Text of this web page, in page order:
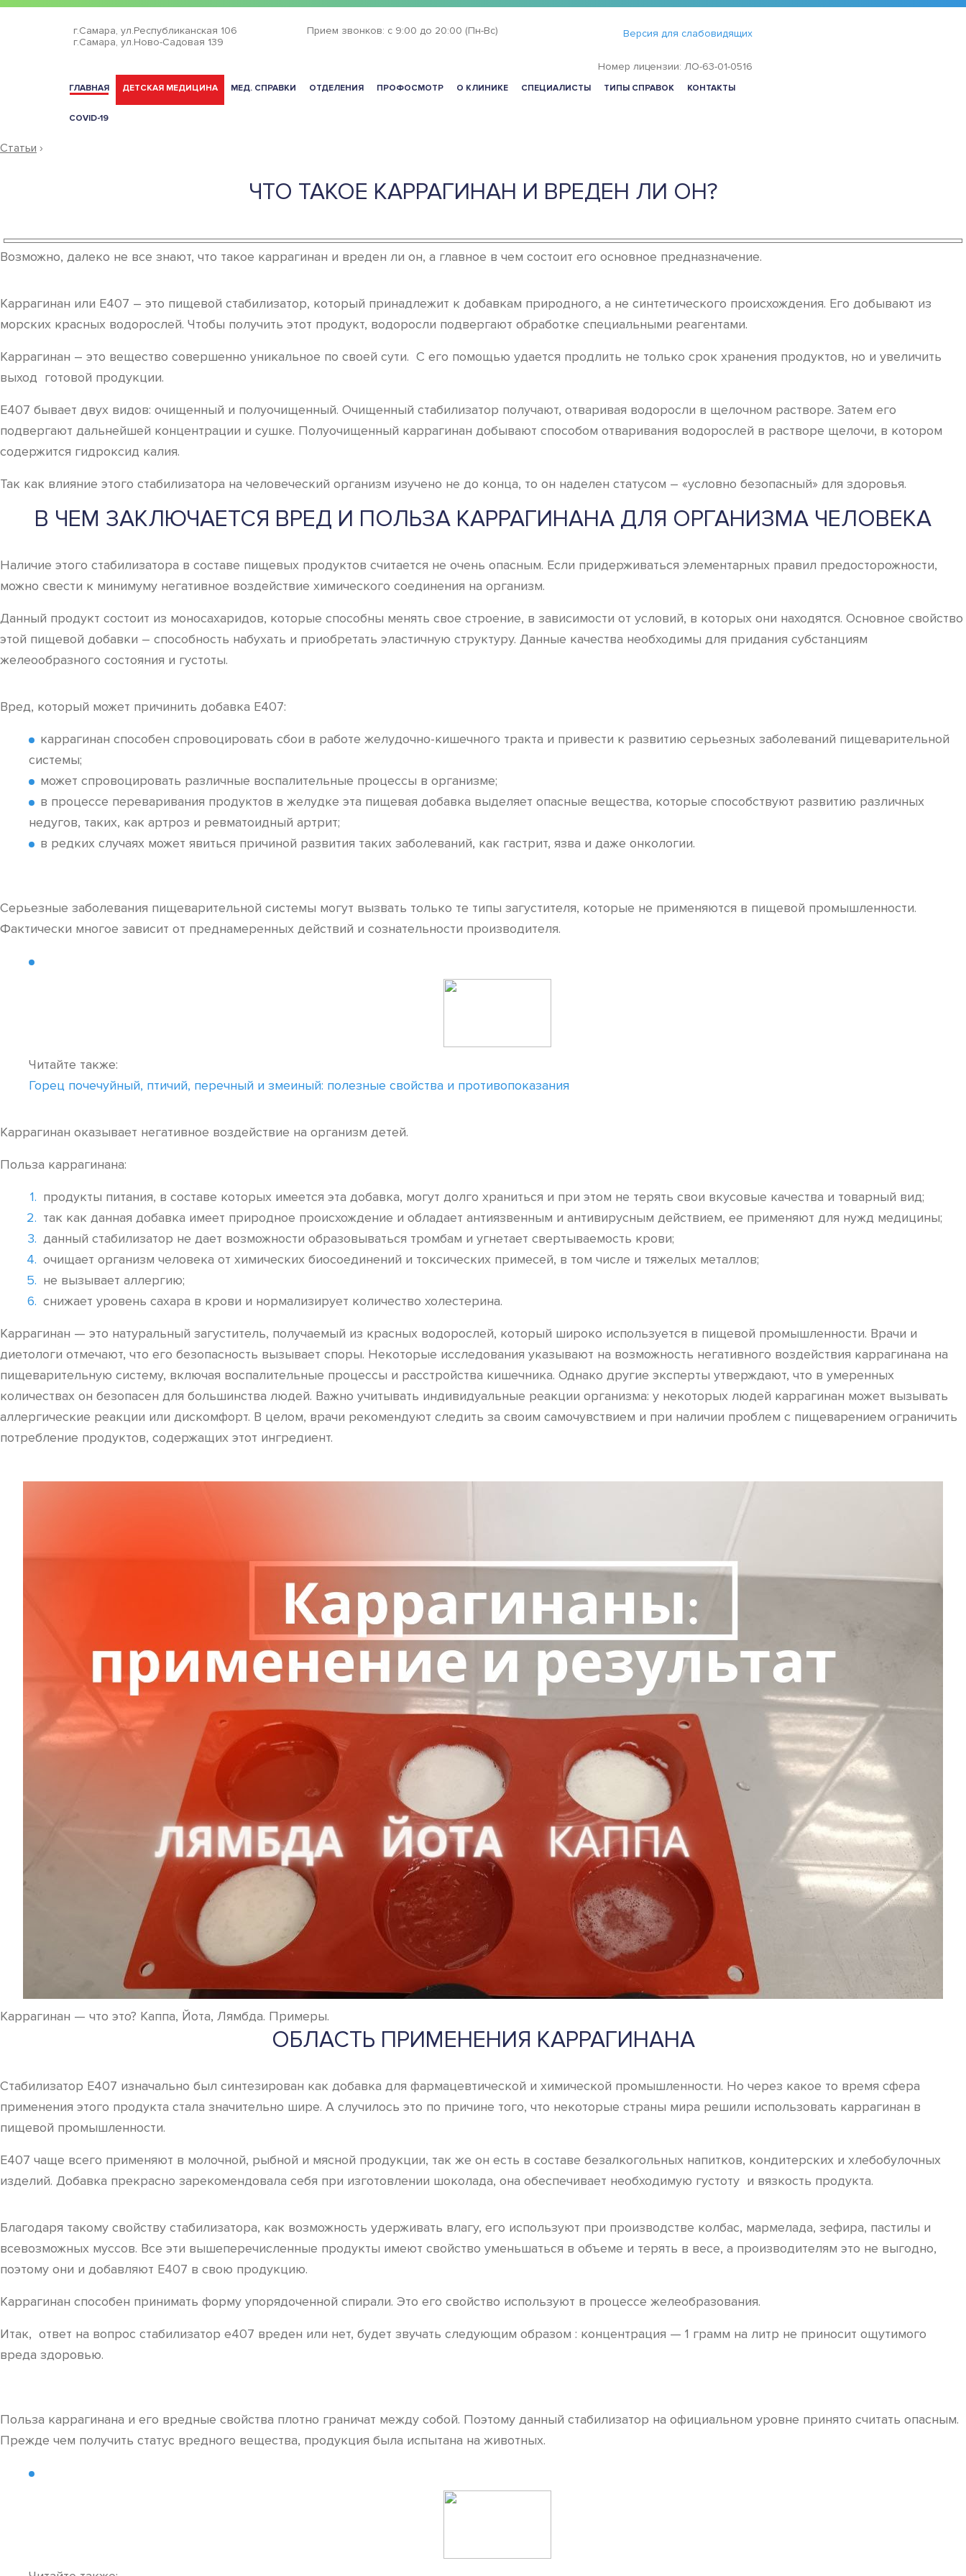
г.Самара, ул.Республиканская 106
г.Самара, ул.Ново-Садовая 139
Прием звонков: с 9:00 до 20:00 (Пн-Вс) Версия для слабовидящих
Номер лицензии: ЛО-63-01-0516
ГЛАВНАЯ ДЕТСКАЯ МЕДИЦИНА МЕД. СПРАВКИ ОТДЕЛЕНИЯ ПРОФОСМОТР О КЛИНИКЕ СПЕЦИАЛИСТЫ ТИПЫ СПРАВОК КОНТАКТЫ
COVID-19
Статьи ›
ЧТО ТАКОЕ КАРРАГИНАН И ВРЕДЕН ЛИ ОН?
Возможно, далеко не все знают, что такое каррагинан и вреден ли он, а главное в чем состоит его основное предназначение.
Каррагинан или Е407 – это пищевой стабилизатор, который принадлежит к добавкам природного, а не синтетического происхождения. Его добывают из
морских красных водорослей. Чтобы получить этот продукт, водоросли подвергают обработке специальными реагентами.
Каррагинан – это вещество совершенно уникальное по своей сути. С его помощью удается продлить не только срок хранения продуктов, но и увеличить
выход готовой продукции.
Е407 бывает двух видов: очищенный и полуочищенный. Очищенный стабилизатор получают, отваривая водоросли в щелочном растворе. Затем его
подвергают дальнейшей концентрации и сушке. Полуочищенный каррагинан добывают способом отваривания водорослей в растворе щелочи, в котором
содержится гидроксид калия.
Так как влияние этого стабилизатора на человеческий организм изучено не до конца, то он наделен статусом – «условно безопасный» для здоровья.
В ЧЕМ ЗАКЛЮЧАЕТСЯ ВРЕД И ПОЛЬЗА КАРРАГИНАНА ДЛЯ ОРГАНИЗМА ЧЕЛОВЕКА
Наличие этого стабилизатора в составе пищевых продуктов считается не очень опасным. Если придерживаться элементарных правил предосторожности,
можно свести к минимуму негативное воздействие химического соединения на организм.
Данный продукт состоит из моносахаридов, которые способны менять свое строение, в зависимости от условий, в которых они находятся. Основное свойство
этой пищевой добавки – способность набухать и приобретать эластичную структуру. Данные качества необходимы для придания субстанциям
желеообразного состояния и густоты.
Вред, который может причинить добавка Е407:
каррагинан способен спровоцировать сбои в работе желудочно-кишечного тракта и привести к развитию серьезных заболеваний пищеварительной
системы;
может спровоцировать различные воспалительные процессы в организме;
в процессе переваривания продуктов в желудке эта пищевая добавка выделяет опасные вещества, которые способствуют развитию различных
недугов, таких, как артроз и ревматоидный артрит;
в редких случаях может явиться причиной развития таких заболеваний, как гастрит, язва и даже онкологии.
Серьезные заболевания пищеварительной системы могут вызвать только те типы загустителя, которые не применяются в пищевой промышленности.
Фактически многое зависит от преднамеренных действий и сознательности производителя.
Читайте также:
Горец почечуйный, птичий, перечный и змеиный: полезные свойства и противопоказания
Каррагинан оказывает негативное воздействие на организм детей.
Польза каррагинана:
продукты питания, в составе которых имеется эта добавка, могут долго храниться и при этом не терять свои вкусовые качества и товарный вид;
так как данная добавка имеет природное происхождение и обладает антиязвенным и антивирусным действием, ее применяют для нужд медицины;
данный стабилизатор не дает возможности образовываться тромбам и угнетает свертываемость крови;
очищает организм человека от химических биосоединений и токсических примесей, в том числе и тяжелых металлов;
не вызывает аллергию;
снижает уровень сахара в крови и нормализирует количество холестерина.
Каррагинан — это натуральный загуститель, получаемый из красных водорослей, который широко используется в пищевой промышленности. Врачи и
диетологи отмечают, что его безопасность вызывает споры. Некоторые исследования указывают на возможность негативного воздействия каррагинана на
пищеварительную систему, включая воспалительные процессы и расстройства кишечника. Однако другие эксперты утверждают, что в умеренных
количествах он безопасен для большинства людей. Важно учитывать индивидуальные реакции организма: у некоторых людей каррагинан может вызывать
аллергические реакции или дискомфорт. В целом, врачи рекомендуют следить за своим самочувствием и при наличии проблем с пищеварением ограничить
потребление продуктов, содержащих этот ингредиент.
Каррагинан — что это? Каппа, Йота, Лямбда. Примеры.
ОБЛАСТЬ ПРИМЕНЕНИЯ КАРРАГИНАНА
Стабилизатор Е407 изначально был синтезирован как добавка для фармацевтической и химической промышленности. Но через какое то время сфера
применения этого продукта стала значительно шире. А случилось это по причине того, что некоторые страны мира решили использовать каррагинан в
пищевой промышленности.
Е407 чаще всего применяют в молочной, рыбной и мясной продукции, так же он есть в составе безалкогольных напитков, кондитерских и хлебобулочных
изделий. Добавка прекрасно зарекомендовала себя при изготовлении шоколада, она обеспечивает необходимую густоту и вязкость продукта.
Благодаря такому свойству стабилизатора, как возможность удерживать влагу, его используют при производстве колбас, мармелада, зефира, пастилы и
всевозможных муссов. Все эти вышеперечисленные продукты имеют свойство уменьшаться в объеме и терять в весе, а производителям это не выгодно,
поэтому они и добавляют Е407 в свою продукцию.
Каррагинан способен принимать форму упорядоченной спирали. Это его свойство используют в процессе желеобразования.
Итак, ответ на вопрос стабилизатор е407 вреден или нет, будет звучать следующим образом : концентрация — 1 грамм на литр не приносит ощутимого
вреда здоровью.
Польза каррагинана и его вредные свойства плотно граничат между собой. Поэтому данный стабилизатор на официальном уровне принято считать опасным.
Прежде чем получить статус вредного вещества, продукция была испытана на животных.